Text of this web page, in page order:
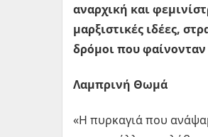
αναρχική και
μαρξιστικές ιδέες,
δρόμοι που
Λαμπρινή Θωμά
«Η πυρκαγιά που